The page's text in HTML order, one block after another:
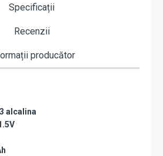
Specificații
Recenzii
producător
alcalina